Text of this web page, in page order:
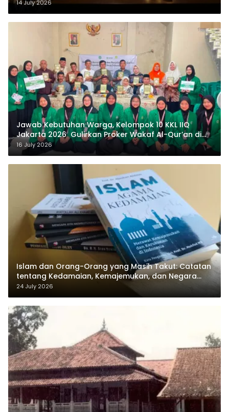
14 July 2026
Jawab Kebutuhan Warga, Kelompok 10 KKL IIQ
Jakarta 2026 Gulirkan Proker Wakaf Al-Qur’an di
Sukamanah
16 July 2026
Islam dan Orang-Orang yang Masih Takut: Catatan
tentang Kedamaian, Kemajemukan, dan Negara
dalam Pemikiran Masykuri Abdillah
24 July 2026